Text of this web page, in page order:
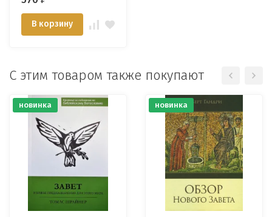
перевод Прокопенко
В корзину
С этим товаром также покупают
новинка новинка